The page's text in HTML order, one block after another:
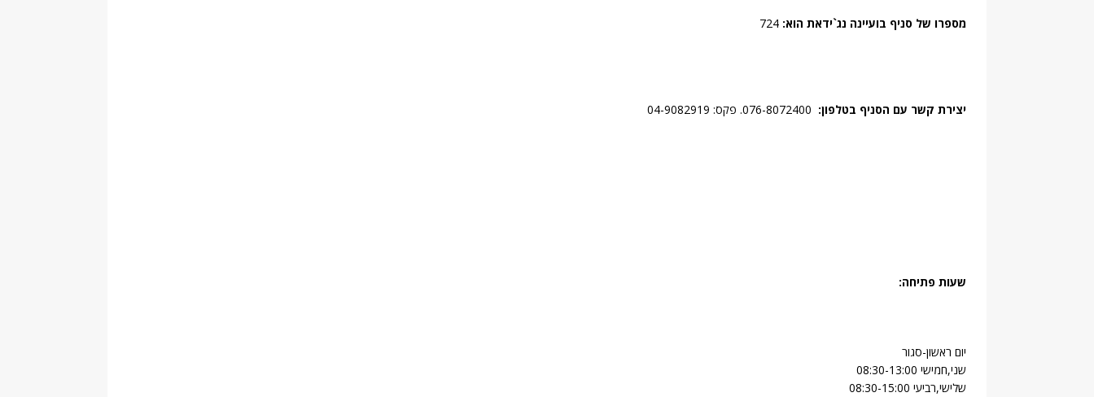
מספרו של סניף בועיינה נג`ידאת הוא:
יצירת קשר עם הסניף בטלפון:
שעות פתיחה:
יום ראשון-סגור
שני,חמישי 08:30-13:00
שלישי,רביעי 08:30-15:00